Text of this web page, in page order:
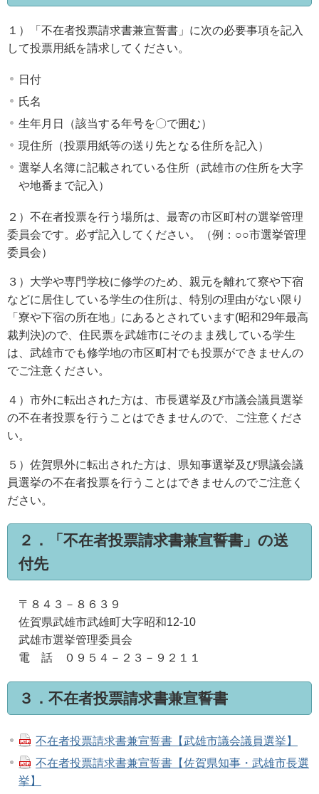
１）「不在者投票請求書兼宣誓書」に次の必要事項を記入
して投票用紙を請求してください。
日付
氏名
生年月日（該当する年号を〇で囲む）
現住所（投票用紙等の送り先となる住所を記入）
選挙人名簿に記載されている住所（武雄市の住所を大字
や地番まで記入）
２）不在者投票を行う場所は、最寄の市区町村の選挙管理
委員会です。必ず記入してください。（例：○○市選挙管理
委員会）
３）大学や専門学校に修学のため、親元を離れて寮や下宿
などに居住している学生の住所は、特別の理由がない限り
「寮や下宿の所在地」にあるとされています(昭和29年最高
裁判決)ので、住民票を武雄市にそのまま残している学生
は、武雄市でも修学地の市区町村でも投票ができませんの
でご注意ください。
４）市外に転出された方は、市長選挙及び市議会議員選挙
の不在者投票を行うことはできませんので、ご注意くださ
い。
５）佐賀県外に転出された方は、県知事選挙及び県議会議
員選挙の不在者投票を行うことはできませんのでご注意く
ださい。
２．「不在者投票請求書兼宣誓書」の送
付先
〒８４３－８６３９
佐賀県武雄市武雄町大字昭和12-10
武雄市選挙管理委員会
電 話 ０９５４－２３－９２１１
３．不在者投票請求書兼宣誓書
不在者投票請求書兼宣誓書【武雄市議会議員選挙】
不在者投票請求書兼宣誓書【佐賀県知事・武雄市長選
挙】